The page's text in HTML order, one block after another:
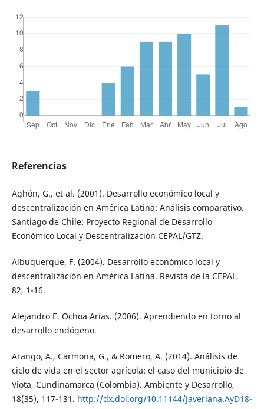
Referencias
Aghón, G., et al. (2001). Desarrollo económico local y
descentralización en América Latina: Análisis comparativo.
Santiago de Chile: Proyecto Regional de Desarrollo
Económico Local y Descentralización CEPAL/GTZ.
Albuquerque, F. (2004). Desarrollo económico local y
descentralización en América Latina. Revista de la CEPAL,
82, 1-16.
Alejandro E. Ochoa Arias. (2006). Aprendiendo en torno al
desarrollo endógeno.
Arango, A., Carmona, G., & Romero, A. (2014). Análisis de
ciclo de vida en el sector agrícola: el caso del municipio de
Viota, Cundinamarca (Colombia). Ambiente y Desarrollo,
18(35), 117-131. http://dx.doi.org/10.11144/Javeriana.AyD18-